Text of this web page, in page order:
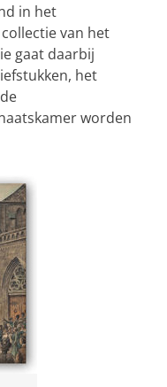
in het
van het
gaat daarbij
het
worden